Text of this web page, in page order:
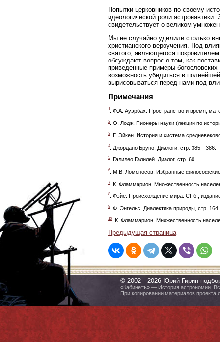
Попытки церковников по-своему
идеологической роли
свидетельствует о великом
Мы не случайно уделили столько
христианского вероучения. Под
святого, являющегося
обсуждают вопрос о том, как
приведенные примеры
возможность убедиться в
вырисовываться перед нами под
Примечания
1 . Ф.А. Ауэрбах. Пространство и время,
2 . О. Лодж. Пионеры науки (лекции по
3 . Г. Эйкен. История и система
4. Джордано Бруно. Диалоги, стр. 385—386.
5 . Галилео Галилей. Диалог, стр. 60.
6 . М.В. Ломоносов. Избранные
7 . К. Фламмарион. Множественность
8 . Фэйе. Происхождение мира. СПб.,
9 . Ф. Энгельс. Диалектика природы, стр. 164.
10 . К. Фламмарион. Множественность
Предыдущая страница
© 2002—2026 Юрий Гирин
«Кабинетъ» — История астрономии.
При копировании материалов проекта